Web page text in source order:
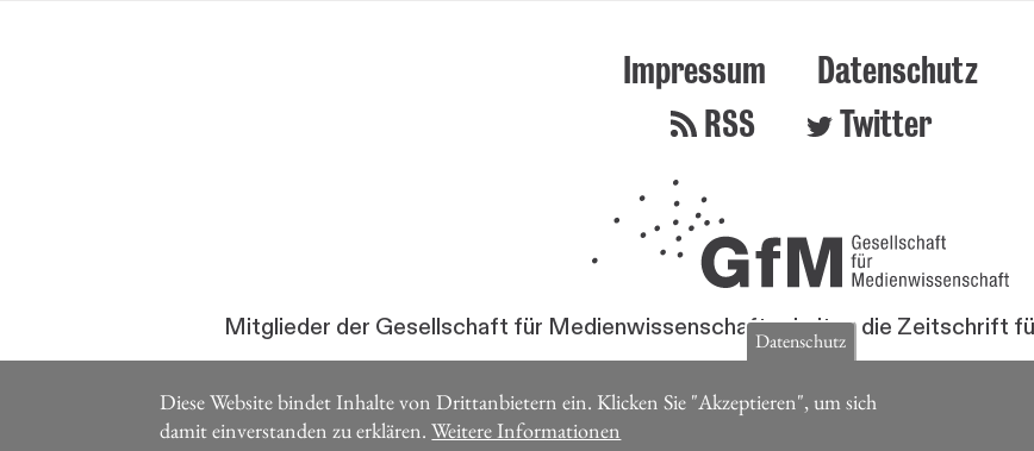
Impressum
Datenschutz
RSS
Twitter
Mitglieder der Gesellschaft für Medienwissenschaft erhalten die Zeitschrift
Jetzt Mitglied werden
Datenschutz
Diese Website bindet Inhalte von Drittanbietern ein. Klicken Sie "Akzeptieren", um sich
damit einverstanden zu erklären. Weitere Informationen